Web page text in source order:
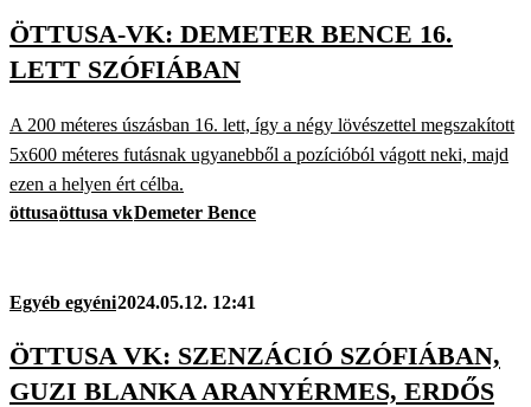
ÖTTUSA-VK: DEMETER BENCE 16.
LETT SZÓFIÁBAN
A 200 méteres úszásban 16. lett, így a négy lövészettel megszakított
5x600 méteres futásnak ugyanebből a pozícióból vágott neki, majd
ezen a helyen ért célba.
öttusaöttusa vkDemeter Bence
Egyéb egyéni2024.05.12. 12:41
ÖTTUSA VK: SZENZÁCIÓ SZÓFIÁBAN,
GUZI BLANKA ARANYÉRMES, ERDŐS